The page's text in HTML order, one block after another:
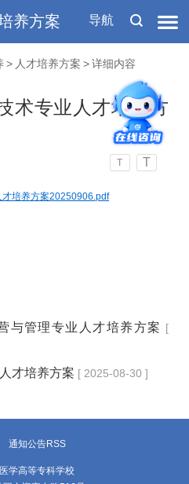
导航
养方案
> 人才培养方案 > 详细内容
术专业人才培养方
T T
培养方案20250906.pdf
与管理专业人才培养方案 [
才培养方案 [ 2025-08-30 ]
通知公告RSS
学高等专科学校